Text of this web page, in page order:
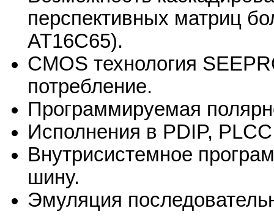
перспективных матриц
AT16C65).
CMOS технология
потребление.
Программируемая
Исполнения в PDIP,
Внутрисистемное
шину.
Эмуляция